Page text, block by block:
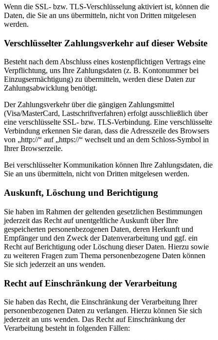
Wenn die SSL- bzw. TLS-Verschlüsselung aktiviert ist, können die
Daten, die Sie an uns übermitteln, nicht von Dritten mitgelesen
werden.
Verschlüsselter Zahlungsverkehr auf dieser Website
Besteht nach dem Abschluss eines kostenpflichtigen Vertrags eine
Verpflichtung, uns Ihre Zahlungsdaten (z. B. Kontonummer bei
Einzugsermächtigung) zu übermitteln, werden diese Daten zur
Zahlungsabwicklung benötigt.
Der Zahlungsverkehr über die gängigen Zahlungsmittel
(Visa/MasterCard, Lastschriftverfahren) erfolgt ausschließlich über
eine verschlüsselte SSL- bzw. TLS-Verbindung. Eine verschlüsselte
Verbindung erkennen Sie daran, dass die Adresszeile des Browsers
von „http://“ auf „https://“ wechselt und an dem Schloss-Symbol in
Ihrer Browserzeile.
Bei verschlüsselter Kommunikation können Ihre Zahlungsdaten, die
Sie an uns übermitteln, nicht von Dritten mitgelesen werden.
Auskunft, Löschung und Berichtigung
Sie haben im Rahmen der geltenden gesetzlichen Bestimmungen
jederzeit das Recht auf unentgeltliche Auskunft über Ihre
gespeicherten personenbezogenen Daten, deren Herkunft und
Empfänger und den Zweck der Datenverarbeitung und ggf. ein
Recht auf Berichtigung oder Löschung dieser Daten. Hierzu sowie
zu weiteren Fragen zum Thema personenbezogene Daten können
Sie sich jederzeit an uns wenden.
Recht auf Einschränkung der Verarbeitung
Sie haben das Recht, die Einschränkung der Verarbeitung Ihrer
personenbezogenen Daten zu verlangen. Hierzu können Sie sich
jederzeit an uns wenden. Das Recht auf Einschränkung der
Verarbeitung besteht in folgenden Fällen: